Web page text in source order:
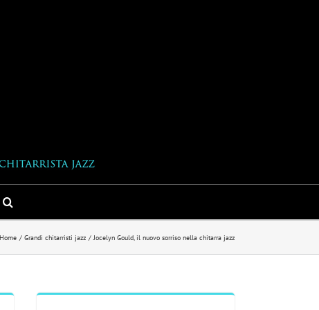
Home Grandi chitarristi jazz Jocelyn Gould, il nuovo sorriso nella chitarra jazz